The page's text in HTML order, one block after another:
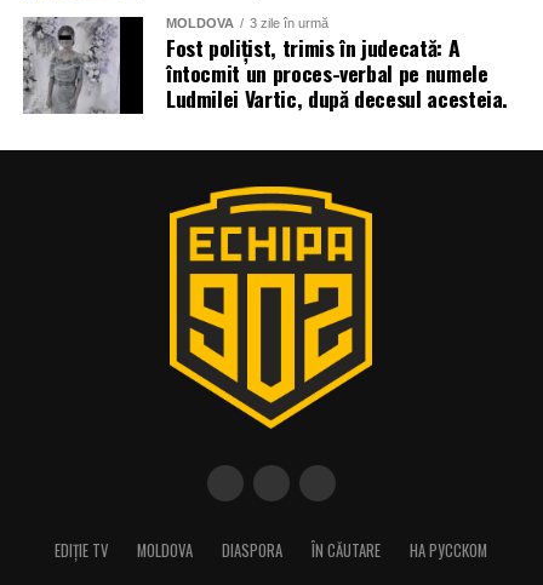
MOLDOVA 3 zile în urmă
Fost polițist, trimis în judecată: A
întocmit un proces-verbal pe numele
Ludmilei Vartic, după decesul acesteia.
EDIȚIE TV MOLDOVA DIASPORA ÎN CĂUTARE НА РУССКОМ